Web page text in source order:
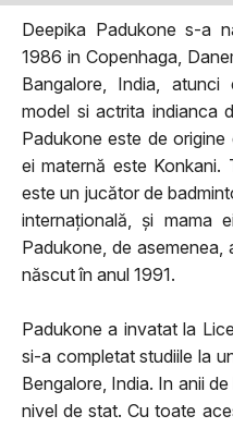
Deepika Padukone s-a
1986 in Copenhaga,
Bangalore, India,
model si actrita indianca
Padukone este de origine
ei maternă este Konkani.
este un jucător de
internațională, și mama
Padukone, de asemenea,
născut în anul 1991.
Padukone a invatat la
si-a completat studiile la
Bengalore, India. In anii
nivel de stat. Cu toate